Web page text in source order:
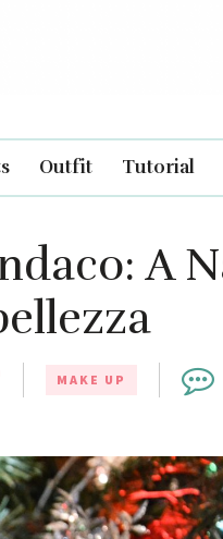
Outfit Tutorial
A
MAKE UP